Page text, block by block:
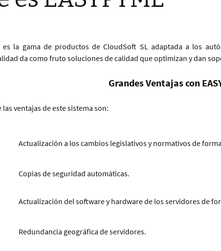
es la gama de productos de CloudSoft SL adaptada a los
da como fruto soluciones de calidad que optimizan y dan
Grandes Ventajas con
las ventajas de este sistema son:
Actualización a los cambios legislativos y normativos de
Copias de seguridad automáticas.
Actualización del software y hardware de los servidores de
Redundancia geográfica de servidores.